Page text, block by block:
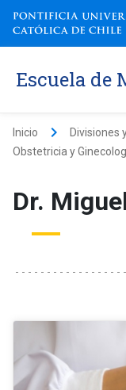
Escuela de
Inicio keyboard_arrow_right Divisiones
Obstetricia y
Dr.